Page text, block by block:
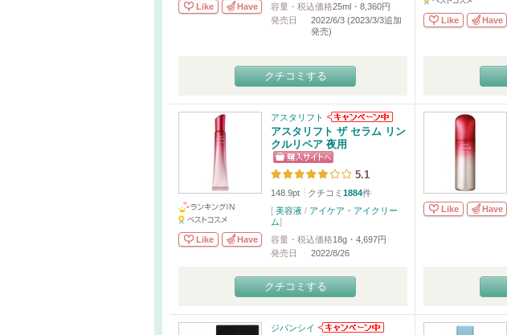
Like Have
容量・税込価格25ml・8,360円
発売日
2022/6/3 (2023/3/3追加
発売)
クチコミする
Like Have
Like Have
アスタリフト
アスタリフト ザ セラム リン
クルリペア 夜用
5.1
148.9pt クチコミ 1884件
[ 美容液/ アイケア・アイクリー
ム]
容量・税込価格18g・4,697円
発売日
2022/8/26
クチコミする
Like Have
ジバンシイ